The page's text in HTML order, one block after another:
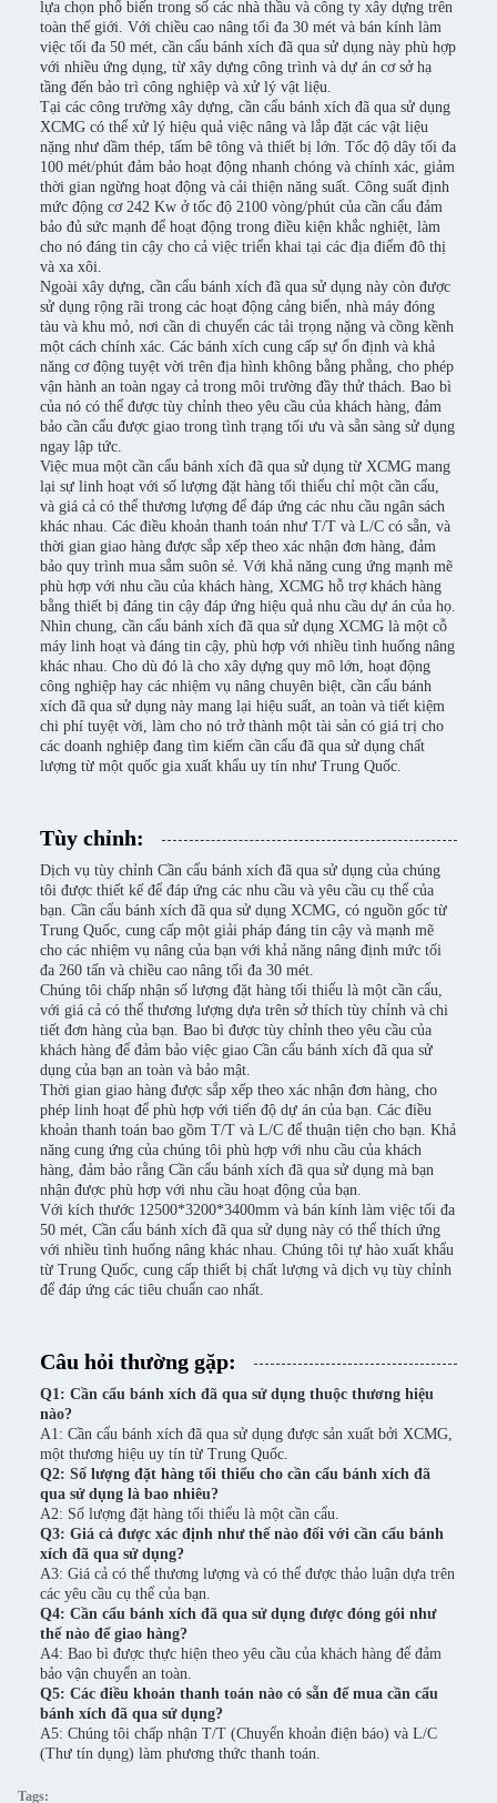
lựa chọn phổ biến trong số các nhà thầu và công ty xây dựng trên
toàn thế giới. Với chiều cao nâng tối đa 30 mét và bán kính làm
việc tối đa 50 mét, cần cẩu bánh xích đã qua sử dụng này phù hợp
với nhiều ứng dụng, từ xây dựng công trình và dự án cơ sở hạ
tầng đến bảo trì công nghiệp và xử lý vật liệu.
Tại các công trường xây dựng, cần cẩu bánh xích đã qua sử dụng
XCMG có thể xử lý hiệu quả việc nâng và lắp đặt các vật liệu
nặng như dầm thép, tấm bê tông và thiết bị lớn. Tốc độ dây tối đa
100 mét/phút đảm bảo hoạt động nhanh chóng và chính xác, giảm
thời gian ngừng hoạt động và cải thiện năng suất. Công suất định
mức động cơ 242 Kw ở tốc độ 2100 vòng/phút của cần cẩu đảm
bảo đủ sức mạnh để hoạt động trong điều kiện khắc nghiệt, làm
cho nó đáng tin cậy cho cả việc triển khai tại các địa điểm đô thị
và xa xôi.
Ngoài xây dựng, cần cẩu bánh xích đã qua sử dụng này còn được
sử dụng rộng rãi trong các hoạt động cảng biển, nhà máy đóng
tàu và khu mỏ, nơi cần di chuyển các tải trọng nặng và cồng kềnh
một cách chính xác. Các bánh xích cung cấp sự ổn định và khả
năng cơ động tuyệt vời trên địa hình không bằng phẳng, cho phép
vận hành an toàn ngay cả trong môi trường đầy thử thách. Bao bì
của nó có thể được tùy chỉnh theo yêu cầu của khách hàng, đảm
bảo cần cẩu được giao trong tình trạng tối ưu và sẵn sàng sử dụng
ngay lập tức.
Việc mua một cần cẩu bánh xích đã qua sử dụng từ XCMG mang
lại sự linh hoạt với số lượng đặt hàng tối thiểu chỉ một cần cẩu,
và giá cả có thể thương lượng để đáp ứng các nhu cầu ngân sách
khác nhau. Các điều khoản thanh toán như T/T và L/C có sẵn, và
thời gian giao hàng được sắp xếp theo xác nhận đơn hàng, đảm
bảo quy trình mua sắm suôn sẻ. Với khả năng cung ứng mạnh mẽ
phù hợp với nhu cầu của khách hàng, XCMG hỗ trợ khách hàng
bằng thiết bị đáng tin cậy đáp ứng hiệu quả nhu cầu dự án của họ.
Nhìn chung, cần cẩu bánh xích đã qua sử dụng XCMG là một cỗ
máy linh hoạt và đáng tin cậy, phù hợp với nhiều tình huống nâng
khác nhau. Cho dù đó là cho xây dựng quy mô lớn, hoạt động
công nghiệp hay các nhiệm vụ nâng chuyên biệt, cần cẩu bánh
xích đã qua sử dụng này mang lại hiệu suất, an toàn và tiết kiệm
chi phí tuyệt vời, làm cho nó trở thành một tài sản có giá trị cho
các doanh nghiệp đang tìm kiếm cần cẩu đã qua sử dụng chất
lượng từ một quốc gia xuất khẩu uy tín như Trung Quốc.
Tùy chỉnh:
Dịch vụ tùy chỉnh Cần cẩu bánh xích đã qua sử dụng của chúng
tôi được thiết kế để đáp ứng các nhu cầu và yêu cầu cụ thể của
bạn. Cần cẩu bánh xích đã qua sử dụng XCMG, có nguồn gốc từ
Trung Quốc, cung cấp một giải pháp đáng tin cậy và mạnh mẽ
cho các nhiệm vụ nâng của bạn với khả năng nâng định mức tối
đa 260 tấn và chiều cao nâng tối đa 30 mét.
Chúng tôi chấp nhận số lượng đặt hàng tối thiểu là một cần cẩu,
với giá cả có thể thương lượng dựa trên sở thích tùy chỉnh và chi
tiết đơn hàng của bạn. Bao bì được tùy chỉnh theo yêu cầu của
khách hàng để đảm bảo việc giao Cần cẩu bánh xích đã qua sử
dụng của bạn an toàn và bảo mật.
Thời gian giao hàng được sắp xếp theo xác nhận đơn hàng, cho
phép linh hoạt để phù hợp với tiến độ dự án của bạn. Các điều
khoản thanh toán bao gồm T/T và L/C để thuận tiện cho bạn. Khả
năng cung ứng của chúng tôi phù hợp với nhu cầu của khách
hàng, đảm bảo rằng Cần cẩu bánh xích đã qua sử dụng mà bạn
nhận được phù hợp với nhu cầu hoạt động của bạn.
Với kích thước 12500*3200*3400mm và bán kính làm việc tối đa
50 mét, Cần cẩu bánh xích đã qua sử dụng này có thể thích ứng
với nhiều tình huống nâng khác nhau. Chúng tôi tự hào xuất khẩu
từ Trung Quốc, cung cấp thiết bị chất lượng và dịch vụ tùy chỉnh
để đáp ứng các tiêu chuẩn cao nhất.
Câu hỏi thường gặp:
Q1: Cần cẩu bánh xích đã qua sử dụng thuộc thương hiệu
nào?
A1: Cần cẩu bánh xích đã qua sử dụng được sản xuất bởi XCMG,
một thương hiệu uy tín từ Trung Quốc.
Q2: Số lượng đặt hàng tối thiểu cho cần cẩu bánh xích đã
qua sử dụng là bao nhiêu?
A2: Số lượng đặt hàng tối thiểu là một cần cẩu.
Q3: Giá cả được xác định như thế nào đối với cần cẩu bánh
xích đã qua sử dụng?
A3: Giá cả có thể thương lượng và có thể được thảo luận dựa trên
các yêu cầu cụ thể của bạn.
Q4: Cần cẩu bánh xích đã qua sử dụng được đóng gói như
thế nào để giao hàng?
A4: Bao bì được thực hiện theo yêu cầu của khách hàng để đảm
bảo vận chuyển an toàn.
Q5: Các điều khoản thanh toán nào có sẵn để mua cần cẩu
bánh xích đã qua sử dụng?
A5: Chúng tôi chấp nhận T/T (Chuyển khoản điện báo) và L/C
(Thư tín dụng) làm phương thức thanh toán.
Tags: